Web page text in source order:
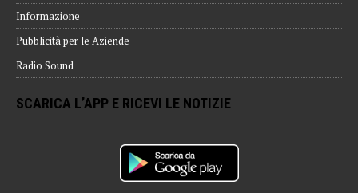
Informazione
Pubblicità per le Aziende
Radio Sound
SCARICA L’APP E RICEVI LE NOTIZIE